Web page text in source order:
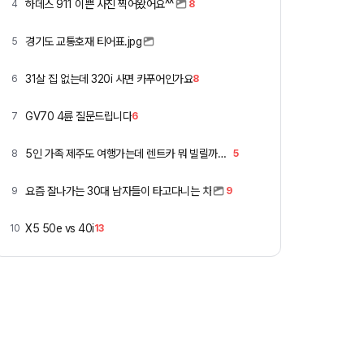
4 하데스 911 이쁜 사진 찍어왔어요^^ 8
5 경기도 교통호재 티어표.jpg
6 31살 집 없는데 320i 사면 카푸어인가요8
7 GV70 4륜 질문드립니다6
8 5인 가족 제주도 여행가는데 렌트카 뭐 빌릴까요 ㅎ 5
9 요즘 잘나가는 30대 남자들이 타고다니는 차 9
10 X5 50e vs 40i13